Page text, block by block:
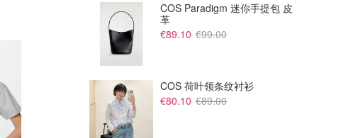
COS Paradigm 迷你手提包 皮
革
€89.10 €99.00
COS 荷叶领条纹衬衫
€80.10 €89.00